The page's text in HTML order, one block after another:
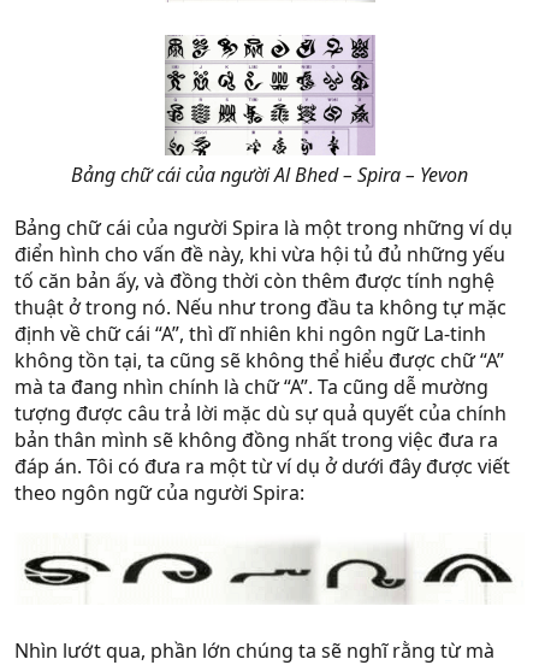
Bảng chữ cái của người Al Bhed – Spira – Yevon
Bảng chữ cái của người Spira là một trong những ví dụ
điển hình cho vấn đề này, khi vừa hội tủ đủ những yếu
tố căn bản ấy, và đồng thời còn thêm được tính nghệ
thuật ở trong nó. Nếu như trong đầu ta không tự mặc
định về chữ cái “A”, thì dĩ nhiên khi ngôn ngữ La-tinh
không tồn tại, ta cũng sẽ không thể hiểu được chữ “A”
mà ta đang nhìn chính là chữ “A”. Ta cũng dễ mường
tượng được câu trả lời mặc dù sự quả quyết của chính
bản thân mình sẽ không đồng nhất trong việc đưa ra
đáp án. Tôi có đưa ra một từ ví dụ ở dưới đây được viết
theo ngôn ngữ của người Spira:
Nhìn lướt qua, phần lớn chúng ta sẽ nghĩ rằng từ mà